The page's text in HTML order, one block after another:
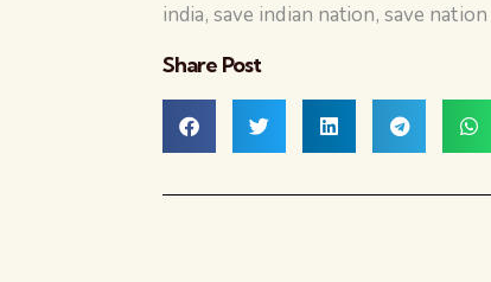
india, save indian nation, save
Share Post